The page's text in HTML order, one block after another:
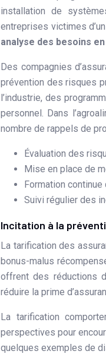
installation de
entreprises victimes
analyse des besoins
Des compagnies
prévention des risques
l’industrie, des
personnel. Dans
nombre de rappels de
Évaluation des
Mise en place de
Formation continue
Suivi régulier des
Incitation à la
La tarification des
bonus-malus
offrent des réductions
réduire la prime
La tarification
perspectives pour
quelques exemples de